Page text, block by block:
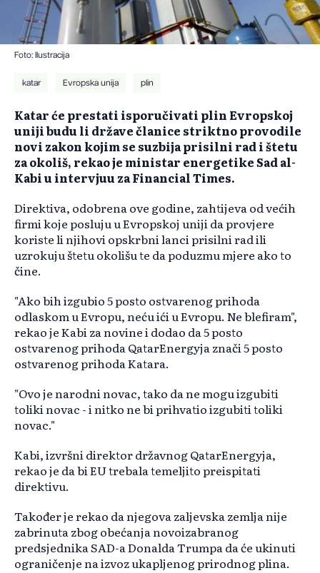
Foto: Ilustracija
katar Evropska unija plin
Katar će prestati isporučivati ​​plin Evropskoj
uniji budu li države članice striktno provodile
novi zakon kojim se suzbija prisilni rad i štetu
za okoliš, rekao je ministar energetike Sad al-
Kabi u intervjuu za Financial Times.
Direktiva, odobrena ove godine, zahtijeva od većih
firmi koje posluju u Evropskoj uniji da provjere
koriste li njihovi opskrbni lanci prisilni rad ili
uzrokuju štetu okolišu te da poduzmu mjere ako to
čine.
"Ako bih izgubio 5 posto ostvarenog prihoda
odlaskom u Evropu, neću ići u Evropu. Ne blefiram",
rekao je Kabi za novine i dodao da 5 posto
ostvarenog prihoda QatarEnergyja znači 5 posto
ostvarenog prihoda Katara.
"Ovo je narodni novac, tako da ne mogu izgubiti
toliki novac - i nitko ne bi prihvatio izgubiti toliki
novac."
Kabi, izvršni direktor državnog QatarEnergyja,
rekao je da bi EU trebala temeljito preispitati
direktivu.
Također je rekao da njegova zaljevska zemlja nije
zabrinuta zbog obećanja novoizabranog
predsjednika SAD-a Donalda Trumpa da će ukinuti
ograničenje na izvoz ukapljenog prirodnog plina.